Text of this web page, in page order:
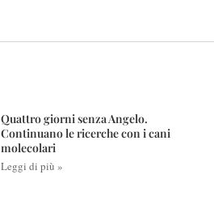
Quattro giorni senza Angelo.
Continuano le ricerche con i cani
molecolari
Leggi di più »